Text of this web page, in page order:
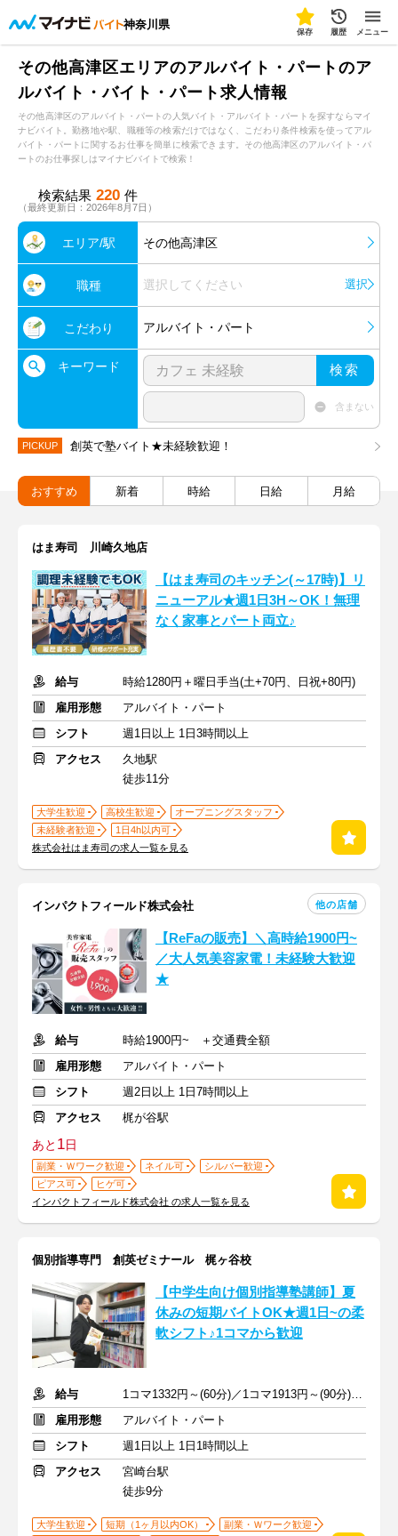
神奈川県
保存 履歴 メニュー
その他高津区エリアのアルバイト・パートのア
ルバイト・バイト・パート求人情報
その他高津区のアルバイト・パートの人気バイト・アルバイト・パートを探すならマイ
ナビバイト。勤務地や駅、職種等の検索だけではなく、こだわり条件検索を使ってアル
バイト・パートに関するお仕事を簡単に検索できます。その他高津区のアルバイト・パ
ートのお仕事探しはマイナビバイトで検索！
検索結果 220 件
（最終更新日：2026年8月7日）
エリア/駅 その他高津区
職種 選択してください 選択
こだわり アルバイト・パート
キーワード 検索
含まない
PICKUP 創英で塾バイト★未経験歓迎！
おすすめ 新着 時給 日給 月給
はま寿司 川崎久地店
【はま寿司のキッチン(～17時)】リ
ニューアル★週1日3H～OK！無理
なく家事とパート両立♪
給与
時給1280円＋曜日手当(土+70円、日祝+80円)
雇用形態
アルバイト・パート
シフト
週1日以上 1日3時間以上
アクセス
久地駅
徒歩11分
大学生歓迎 高校生歓迎
オープニングスタッフ
未経験者歓迎
1日4h以内可
株式会社はま寿司の求人一覧を見る
インパクトフィールド株式会社 他の店舗
【ReFaの販売】＼高時給1900円~
／大人気美容家電！未経験大歓迎
★
給与
時給1900円~ ＋交通費全額
雇用形態
アルバイト・パート
シフト
週2日以上 1日7時間以上
アクセス
梶が谷駅
あと 1日
副業・Ｗワーク歓迎 ネイル可
シルバー歓迎
ピアス可
ヒゲ可
インパクトフィールド株式会社 の求人一覧を見る
個別指導専門 創英ゼミナール 梶ヶ谷校
【中学生向け個別指導塾講師】夏
休みの短期バイトOK★週1日~の柔
軟シフト♪1コマから歓迎
給与
1コマ1332円～(60分)／1コマ1913円～(90分) ※準備報告手当込み
雇用形態
アルバイト・パート
シフト
週1日以上 1日1時間以上
アクセス
宮崎台駅
徒歩9分
大学生歓迎 短期（1ヶ月以内OK）
副業・Ｗワーク歓迎